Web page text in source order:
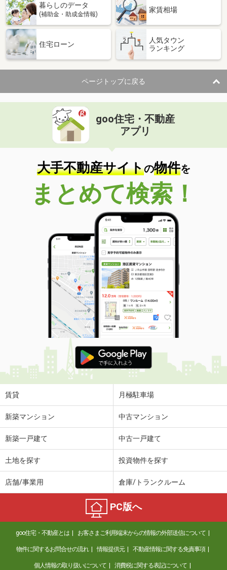
間取り
静岡県磐田市森下
住 所
静岡県磐田市森下
専有面積 23.18m²
間取り
1K
静岡県浜松市中央区上島７丁目
価 格
住 所
静岡県浜松市中央区上島７丁目
専有面積 34.8m²
間取り
2K
静岡県静岡市駿河区中田１丁目
価 格
7.20万円
静岡県静岡市駿河区中田１丁目
30.96m²
間取り
1K
静岡県焼津市石脇下
価 格
4万円
住 所
静岡県焼津市石脇下
専有面積 23.72m²
間取り
1K
静岡県焼津市石脇下
価 格
4万円
住 所
静岡県焼津市石脇下
専有面積
静岡県浜松市中央区大島町
4.70万円
静岡県富士市水戸島本町
4.70万円
住 所
静岡県富士市水戸島本町
専有面積 33m²
間取り
1K
静岡県静岡市葵区昭府２丁目
暮らしのデータ
(補助金・助成金情報)
家賃相場
住宅ローン
人気タウン
ランキング
ページトップに戻る
goo住宅・不動産
アプリ
大手不動産サイトの物件を
まとめて検索！
賃貸 月極駐車場
新築マンション 中古マンション
新築一戸建て 中古一戸建て
土地を探す 投資物件を探す
店舗/事業用 倉庫/トランクルーム
PC版へ
goo住宅・不動産とは お客さまご利用端末からの情報の外部送信について
物件に関するお問合せの流れ 情報提供元 不動産情報に関する免責事項
個人情報の取り扱いについて 消費税に関する表記について